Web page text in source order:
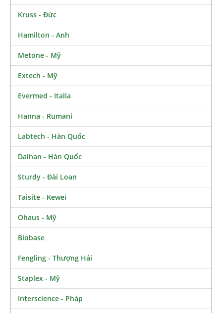
Kruss - Đức
Hamilton - Anh
Metone - Mỹ
Extech - Mỹ
Evermed - Italia
Hanna - Rumani
Labtech - Hàn Quốc
Daihan - Hàn Quốc
Sturdy - Đài Loan
Taisite - Kewei
Ohaus - Mỹ
Biobase
Fengling - Thượng Hải
Staplex - Mỹ
Interscience - Pháp